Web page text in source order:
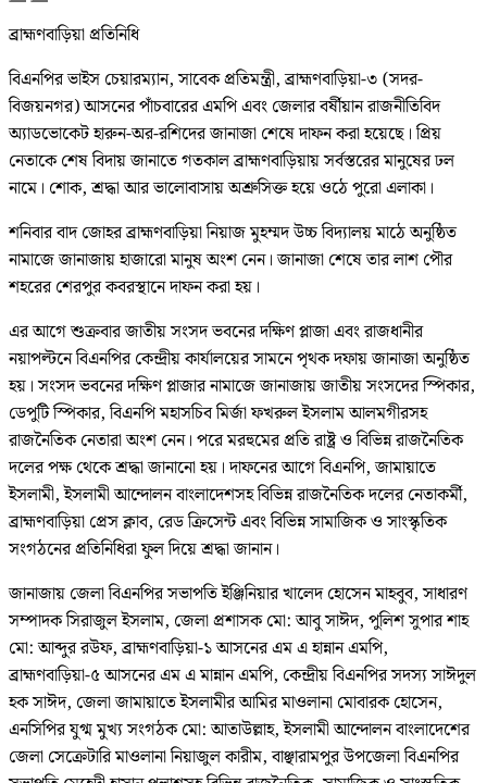
ব্রাহ্মণবাড়িয়া প্রতিনিধি
বিএনপির ভাইস চেয়ারম্যান, সাবেক প্রতিমন্ত্রী, ব্রাহ্মণবাড়িয়া-৩ (সদর-
বিজয়নগর) আসনের পাঁচবারের এমপি এবং জেলার বর্ষীয়ান রাজনীতিবিদ
অ্যাডভোকেট হারুন-অর-রশিদের জানাজা শেষে দাফন করা হয়েছে। প্রিয়
নেতাকে শেষ বিদায় জানাতে গতকাল ব্রাহ্মণবাড়িয়ায় সর্বস্তরের মানুষের ঢল
নামে। শোক, শ্রদ্ধা আর ভালোবাসায় অশ্রুসিক্ত হয়ে ওঠে পুরো এলাকা।
শনিবার বাদ জোহর ব্রাহ্মণবাড়িয়া নিয়াজ মুহম্মদ উচ্চ বিদ্যালয় মাঠে অনুষ্ঠিত
নামাজে জানাজায় হাজারো মানুষ অংশ নেন। জানাজা শেষে তার লাশ পৌর
শহরের শেরপুর কবরস্থানে দাফন করা হয়।
এর আগে শুক্রবার জাতীয় সংসদ ভবনের দক্ষিণ প্লাজা এবং রাজধানীর
নয়াপল্টনে বিএনপির কেন্দ্রীয় কার্যালয়ের সামনে পৃথক দফায় জানাজা অনুষ্ঠিত
হয়। সংসদ ভবনের দক্ষিণ প্লাজার নামাজে জানাজায় জাতীয় সংসদের স্পিকার,
ডেপুটি স্পিকার, বিএনপি মহাসচিব মির্জা ফখরুল ইসলাম আলমগীরসহ
রাজনৈতিক নেতারা অংশ নেন। পরে মরহুমের প্রতি রাষ্ট্র ও বিভিন্ন রাজনৈতিক
দলের পক্ষ থেকে শ্রদ্ধা জানানো হয়। দাফনের আগে বিএনপি, জামায়াতে
ইসলামী, ইসলামী আন্দোলন বাংলাদেশসহ বিভিন্ন রাজনৈতিক দলের নেতাকর্মী,
ব্রাহ্মণবাড়িয়া প্রেস ক্লাব, রেড ক্রিসেন্ট এবং বিভিন্ন সামাজিক ও সাংস্কৃতিক
সংগঠনের প্রতিনিধিরা ফুল দিয়ে শ্রদ্ধা জানান।
জানাজায় জেলা বিএনপির সভাপতি ইঞ্জিনিয়ার খালেদ হোসেন মাহবুব, সাধারণ
সম্পাদক সিরাজুল ইসলাম, জেলা প্রশাসক মো: আবু সাঈদ, পুলিশ সুপার শাহ
মো: আব্দুর রউফ, ব্রাহ্মণবাড়িয়া-১ আসনের এম এ হান্নান এমপি,
ব্রাহ্মণবাড়িয়া-৫ আসনের এম এ মান্নান এমপি, কেন্দ্রীয় বিএনপির সদস্য সাঈদুল
হক সাঈদ, জেলা জামায়াতে ইসলামীর আমির মাওলানা মোবারক হোসেন,
এনসিপির যুগ্ম মুখ্য সংগঠক মো: আতাউল্লাহ, ইসলামী আন্দোলন বাংলাদেশের
জেলা সেক্রেটারি মাওলানা নিয়াজুল কারীম, বাঞ্ছারামপুর উপজেলা বিএনপির